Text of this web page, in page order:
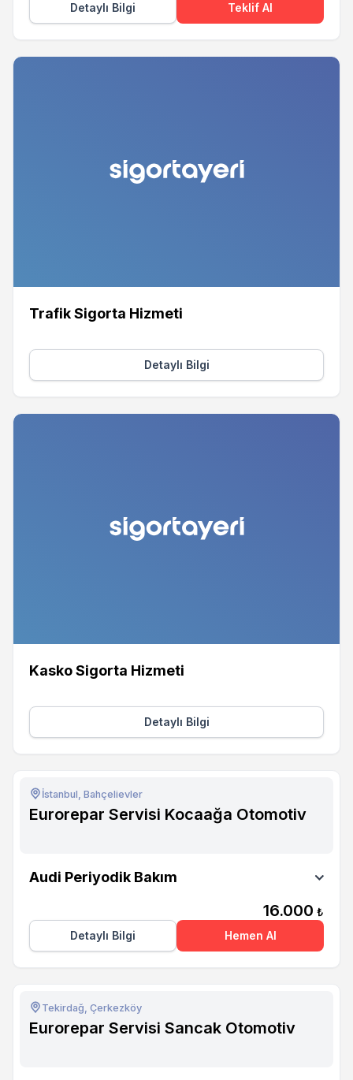
Detaylı Bilgi Teklif Al
Trafik Sigorta Hizmeti
Detaylı Bilgi
Kasko Sigorta Hizmeti
Detaylı Bilgi
İstanbul, Bahçelievler
Eurorepar Servisi Kocaağa Otomotiv
Audi Periyodik Bakım
16.000 ₺
Detaylı Bilgi
Hemen Al
Tekirdağ, Çerkezköy
Eurorepar Servisi Sancak Otomotiv